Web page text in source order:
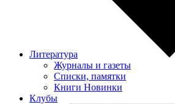
Литература
Журналы и газеты
Списки, памятки
Книги Новинки
Клубы